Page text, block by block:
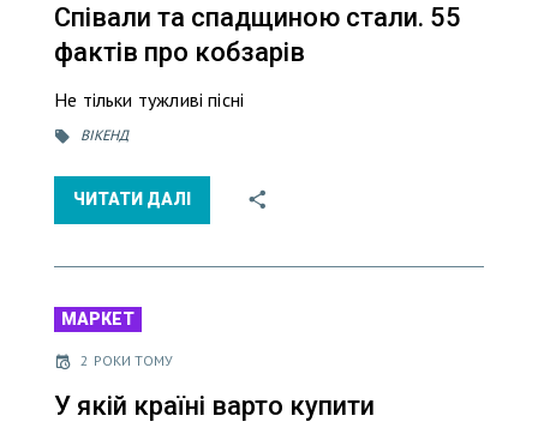
Співали та спадщиною стали. 55
фактів про кобзарів
Не тільки тужливі пісні
ВІКЕНД
ЧИТАТИ ДАЛІ
МАРКЕТ
2 РОКИ ТОМУ
У якій країні варто купити